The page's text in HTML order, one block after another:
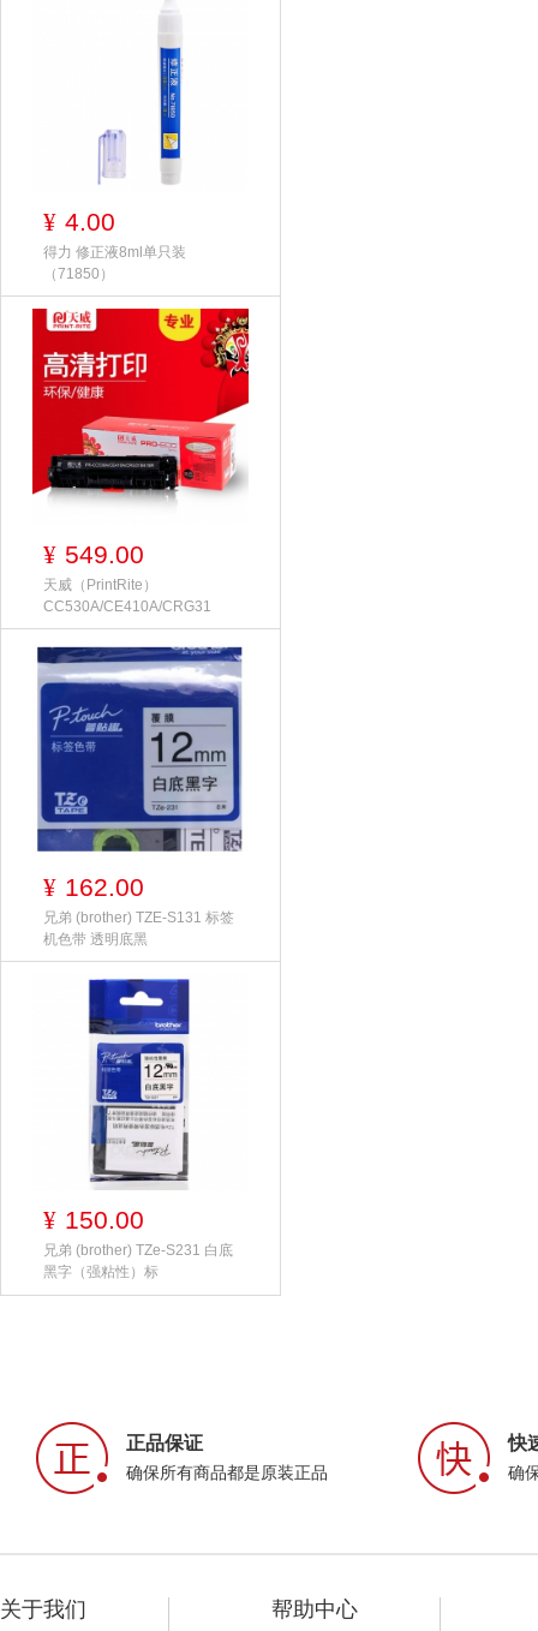
¥ 4.00
得力 修正液8ml单只装
（71850）
¥ 549.00
天威（PrintRite）
CC530A/CE410A/CRG31
¥ 162.00
兄弟 (brother) TZE-S131 标签
机色带 透明底黑
¥ 150.00
兄弟 (brother) TZe-S231 白底
黑字（强粘性）标
正品保证
确保所有商品都是原装正品
快
确
关于我们 帮助中心